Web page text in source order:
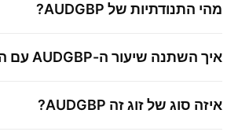
מהי התנודתיות של AUDGBP
?
איך השתנה שיעור ה-AUDGBP עם
איזה סוג של זוג זה AUDGBP
?